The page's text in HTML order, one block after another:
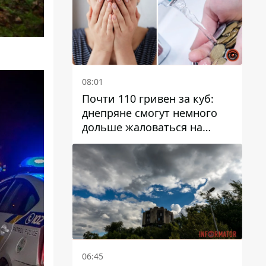
08:01
Почти 110 гривен за куб:
днепряне смогут немного
дольше жаловаться на
запланированные тарифы
на воду на 2027 год
06:45